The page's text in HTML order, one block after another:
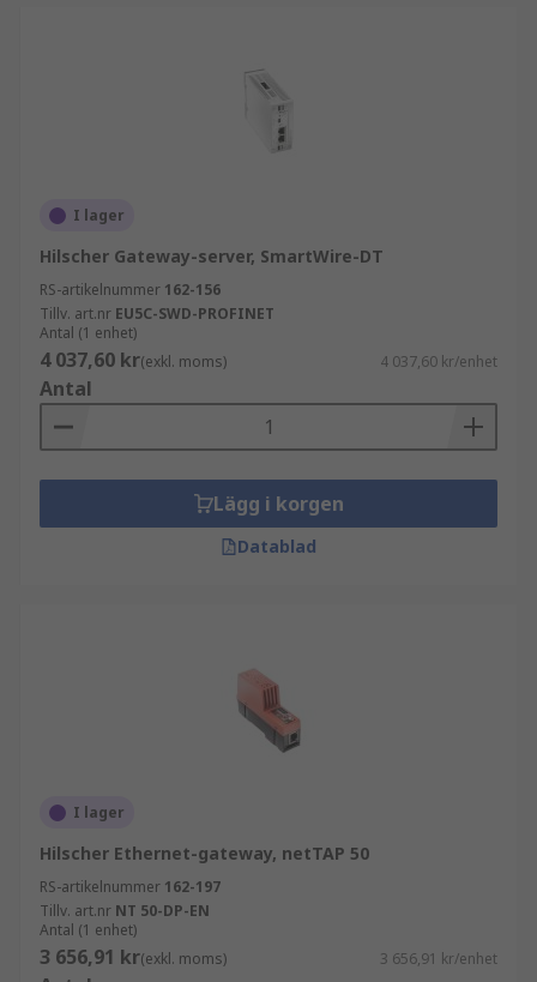
I lager
Hilscher Gateway-server, SmartWire-DT
RS-artikelnummer 162-156
Tillv. art.nr EU5C-SWD-PROFINET
Antal (1 enhet)
4 037,60 kr(exkl. moms) 4 037,60 kr/enhet
Antal
Lägg i korgen
Datablad
I lager
Hilscher Ethernet-gateway, netTAP 50
RS-artikelnummer 162-197
Tillv. art.nr NT 50-DP-EN
Antal (1 enhet)
3 656,91 kr(exkl. moms) 3 656,91 kr/enhet